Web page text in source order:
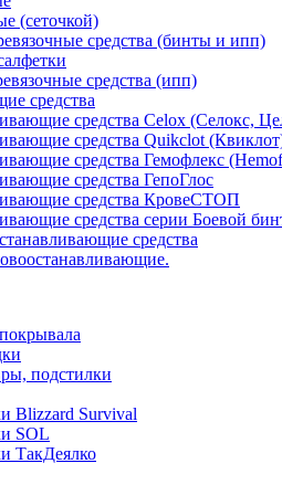
(сеточкой)
средства (бинты и ипп)
средства (ипп)
средства
средства Celox (Селокс,
средства Quikclot
средства Гемофлекс
средства ГепоГлос
средства КровеСТОП
средства серии Боевой
средства
подстилки
Blizzard Survival
SOL
ТакДеялко